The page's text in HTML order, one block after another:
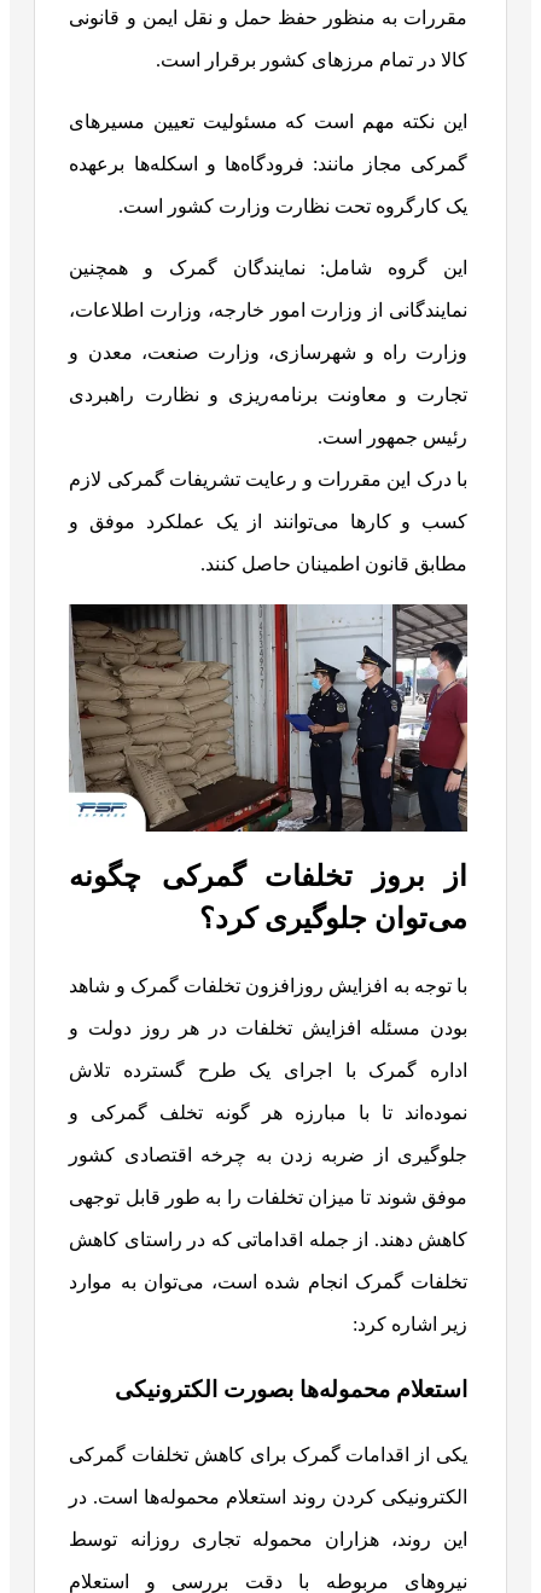
مقررات به منظور حفظ حمل و نقل ایمن و قانونی
کالا در تمام مرزهای کشور برقرار است.
این نکته مهم است که مسئولیت تعیین مسیرهای
گمرکی مجاز مانند: فرودگاه‌ها و اسکله‌ها برعهده
یک کارگروه تحت نظارت وزارت کشور است.
این گروه شامل: نمایندگان گمرک و همچنین
نمایندگانی از وزارت امور خارجه، وزارت اطلاعات،
وزارت راه و شهرسازی، وزارت صنعت، معدن و
تجارت و معاونت برنامه‌ریزی و نظارت راهبردی
رئیس جمهور است.
با درک این مقررات و رعایت تشریفات گمرکی لازم
کسب و کارها می‌توانند از یک عملکرد موفق و
مطابق قانون اطمینان حاصل کنند.
از بروز تخلفات گمرکی چگونه
می‌توان جلوگیری کرد؟
با توجه به افزایش روزافزون تخلفات گمرک و شاهد
بودن مسئله افزایش تخلفات در هر روز دولت و
اداره گمرک با اجرای یک طرح گسترده تلاش
نموده‌اند تا با مبارزه هر گونه تخلف گمرکی و
جلوگیری از ضربه زدن به چرخه اقتصادی کشور
موفق شوند تا میزان تخلفات را به طور قابل توجهی
کاهش دهند. از جمله اقداماتی که در راستای کاهش
تخلفات گمرک انجام شده است، می‌توان به موارد
زیر اشاره کرد:
استعلام محموله‌ها بصورت الکترونیکی
یکی از اقدامات گمرک برای کاهش تخلفات گمرکی
الکترونیکی کردن روند استعلام محموله‌ها است. در
این روند، هزاران محموله تجاری روزانه توسط
نیروهای مربوطه با دقت بررسی و استعلام